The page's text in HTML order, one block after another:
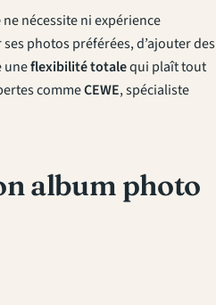
ne nécessite ni expérience
photos préférées, d’ajouter des
uneflexibilité totalequi plaît tout
commeCEWE, spécialiste
album photo